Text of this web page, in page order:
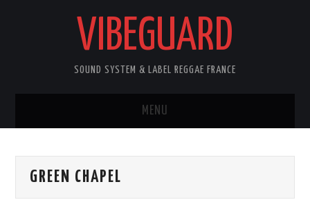
VIBEGUARD
SOUND SYSTEM & LABEL REGGAE FRANCE
MENU
NEWS
GREEN CHAPEL